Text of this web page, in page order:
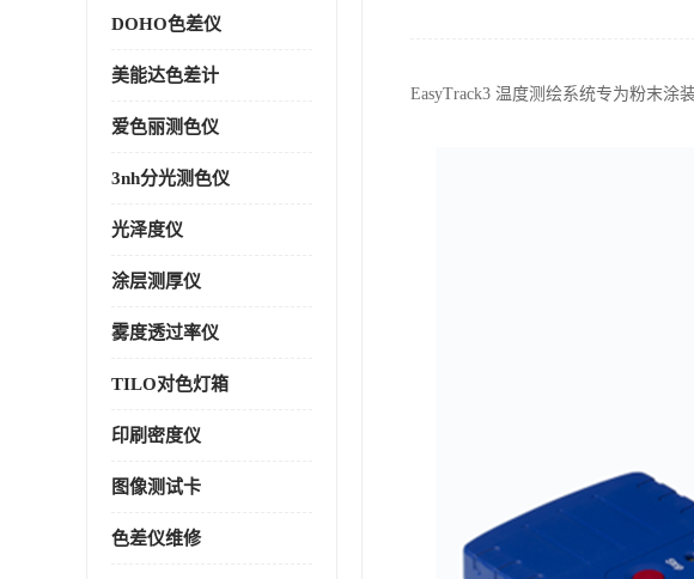
DOHO色差仪
美能达色差计
爱色丽测色仪
3nh分光测色仪
光泽度仪
涂层测厚仪
雾度透过率仪
TILO对色灯箱
印刷密度仪
图像测试卡
色差仪维修
EasyTrack3 温度测绘系统专为粉末涂